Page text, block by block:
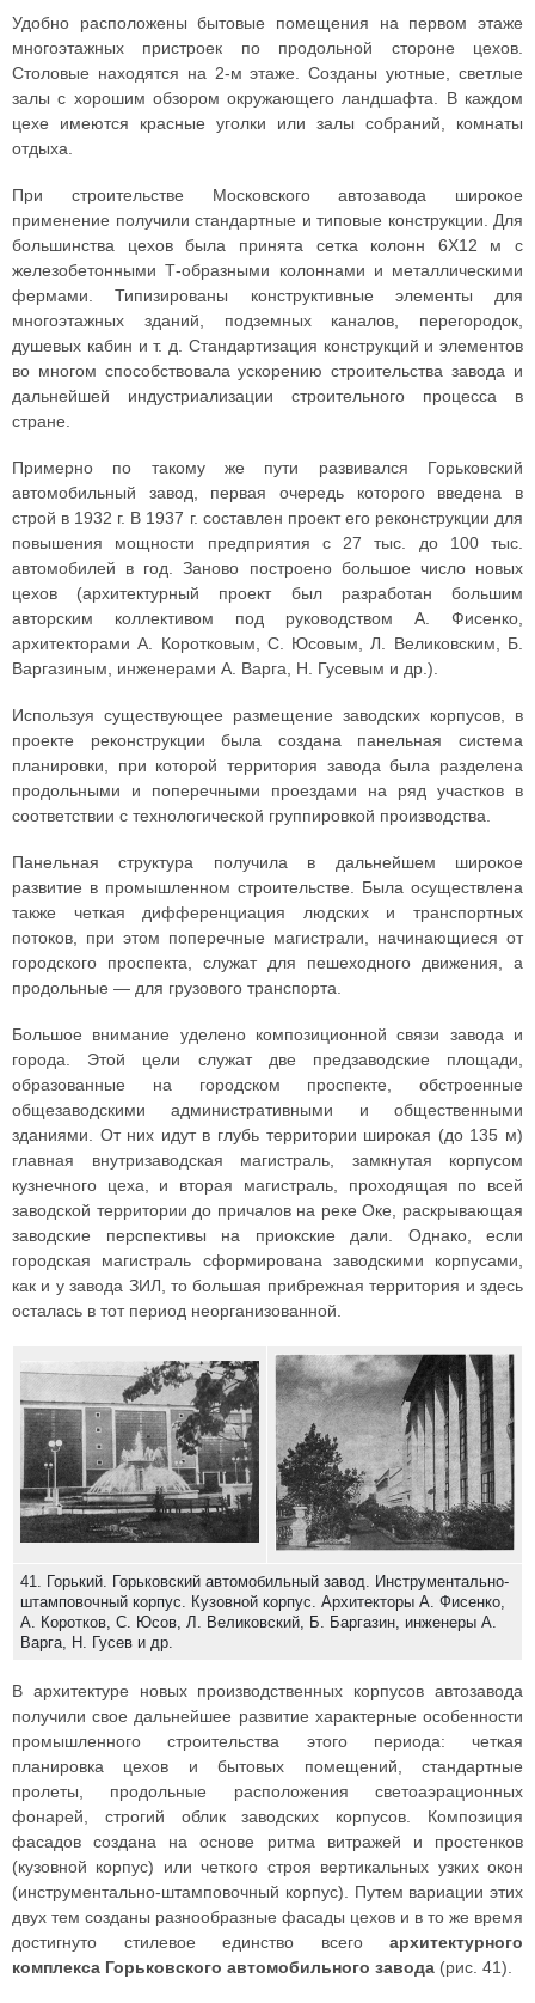
Удобно расположены бытовые помещения на первом этаже
многоэтажных пристроек по продольной стороне цехов.
Столовые находятся на 2-м этаже. Созданы уютные, светлые
залы с хорошим обзором окружающего ландшафта. В каждом
цехе имеются красные уголки или залы собраний, комнаты
отдыха.
При строительстве Московского автозавода широкое
применение получили стандартные и типовые конструкции. Для
большинства цехов была принята сетка колонн 6X12 м с
железобетонными Т-образными колоннами и металлическими
фермами. Типизированы конструктивные элементы для
многоэтажных зданий, подземных каналов, перегородок,
душевых кабин и т. д. Стандартизация конструкций и элементов
во многом способствовала ускорению строительства завода и
дальнейшей индустриализации строительного процесса в
стране.
Примерно по такому же пути развивался Горьковский
автомобильный завод, первая очередь которого введена в
строй в 1932 г. В 1937 г. составлен проект его реконструкции для
повышения мощности предприятия с 27 тыс. до 100 тыс.
автомобилей в год. Заново построено большое число новых
цехов (архитектурный проект был разработан большим
авторским коллективом под руководством А. Фисенко,
архитекторами А. Коротковым, С. Юсовым, Л. Великовским, Б.
Варгазиным, инженерами А. Варга, Н. Гусевым и др.).
Используя существующее размещение заводских корпусов, в
проекте реконструкции была создана панельная система
планировки, при которой территория завода была разделена
продольными и поперечными проездами на ряд участков в
соответствии с технологической группировкой производства.
Панельная структура получила в дальнейшем широкое
развитие в промышленном строительстве. Была осуществлена
также четкая дифференциация людских и транспортных
потоков, при этом поперечные магистрали, начинающиеся от
городского проспекта, служат для пешеходного движения, а
продольные — для грузового транспорта.
Большое внимание уделено композиционной связи завода и
города. Этой цели служат две предзаводские площади,
образованные на городском проспекте, обстроенные
общезаводскими административными и общественными
зданиями. От них идут в глубь территории широкая (до 135 м)
главная внутризаводская магистраль, замкнутая корпусом
кузнечного цеха, и вторая магистраль, проходящая по всей
заводской территории до причалов на реке Оке, раскрывающая
заводские перспективы на приокские дали. Однако, если
городская магистраль сформирована заводскими корпусами,
как и у завода ЗИЛ, то большая прибрежная территория и здесь
осталась в тот период неорганизованной.
41. Горький. Горьковский автомобильный завод. Инструментально-
штамповочный корпус. Кузовной корпус. Архитекторы А. Фисенко,
А. Коротков, С. Юсов, Л. Великовский, Б. Баргазин, инженеры А.
Варга, Н. Гусев и др.
В архитектуре новых производственных корпусов автозавода
получили свое дальнейшее развитие характерные особенности
промышленного строительства этого периода: четкая
планировка цехов и бытовых помещений, стандартные
пролеты, продольные расположения светоаэрационных
фонарей, строгий облик заводских корпусов. Композиция
фасадов создана на основе ритма витражей и простенков
(кузовной корпус) или четкого строя вертикальных узких окон
(инструментально-штамповочный корпус). Путем вариации этих
двух тем созданы разнообразные фасады цехов и в то же время
достигнуто стилевое единство всего архитектурного
комплекса Горьковского автомобильного завода (рис. 41).